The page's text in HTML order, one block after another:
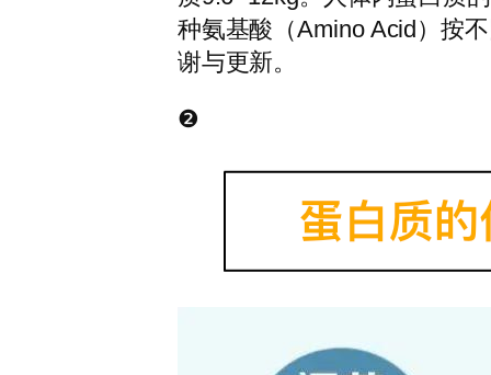
种氨基酸（Amino Acid）按
谢与更新。
❷